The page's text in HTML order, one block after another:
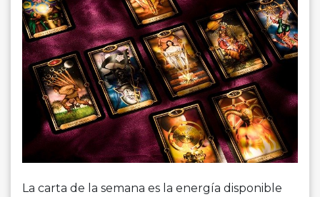
La carta de la semana es la energía disponible